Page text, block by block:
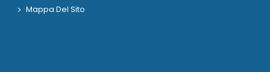
Mappa Del Sito